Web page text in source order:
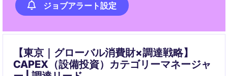
ジョブアラート設定
【東京｜グローバル消費財×調達戦略】
CAPEX（設備投資）カテゴリーマネージャ